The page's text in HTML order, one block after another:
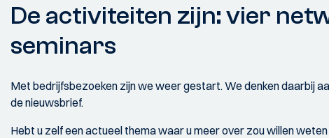
De activiteiten zijn: vier
seminars
Met bedrijfsbezoeken zijn we weer gestart. We denken daarbij
de nieuwsbrief.
Hebt u zelf een actueel thema waar u meer over zou willen